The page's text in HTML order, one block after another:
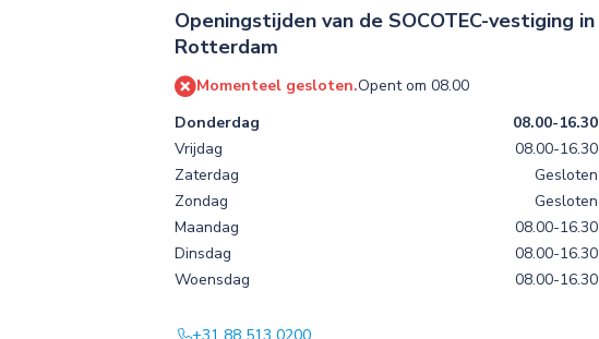
Openingstijden van de SOCOTEC-vestiging in
Rotterdam
Momenteel gesloten.Opent om 08.00
Donderdag
08.00-16.30
Vrijdag
08.00-16.30
Zaterdag
Gesloten
Zondag
Gesloten
Maandag
08.00-16.30
Dinsdag
08.00-16.30
Woensdag
08.00-16.30